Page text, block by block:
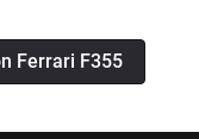
Ferrari F355